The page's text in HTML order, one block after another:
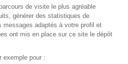
Plan du site
Organisation SAFI
de visite le plus agréable
générer des statistiques de
messages adaptés à votre profil et
ont mis en place sur ce site le dépôt
exemple pour :